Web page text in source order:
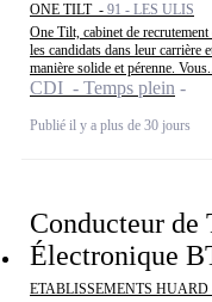
ONE TILT - 91 - LES ULIS
One Tilt, cabinet de
les candidats dans leur carrière
manière solide et pérenne.
CDI - Temps plein
Publié il y a plus de 30 jours
Conducteur de
Électronique
ETABLISSEMENTS